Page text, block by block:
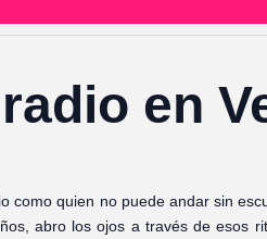
en
como quien no puede andar sin
abro los ojos a través de esos